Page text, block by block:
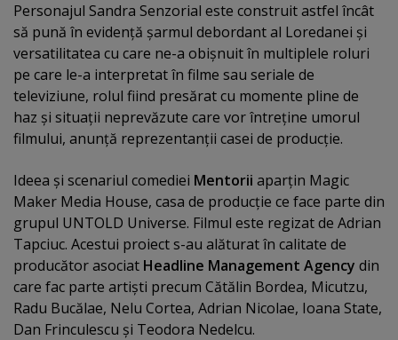
Personajul Sandra Senzorial este construit astfel încât
să pună în evidenţă şarmul debordant al Loredanei şi
versatilitatea cu care ne-a obişnuit în multiplele roluri
pe care le-a interpretat în filme sau seriale de
televiziune, rolul fiind presărat cu momente pline de
haz şi situaţii neprevăzute care vor întreţine umorul
filmului, anunţă reprezentanţii casei de producţie.
Ideea şi scenariul comediei Mentorii aparţin Magic
Maker Media House, casa de producţie ce face parte din
grupul UNTOLD Universe. Filmul este regizat de Adrian
Tapciuc. Acestui proiect s-au alăturat în calitate de
producător asociat Headline Management Agency din
care fac parte artişti precum Cătălin Bordea, Micutzu,
Radu Bucălae, Nelu Cortea, Adrian Nicolae, Ioana State,
Dan Frinculescu şi Teodora Nedelcu.